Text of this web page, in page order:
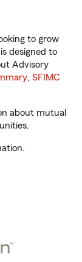
to grow
designed to
Advisory
, SFIMC
about mutual